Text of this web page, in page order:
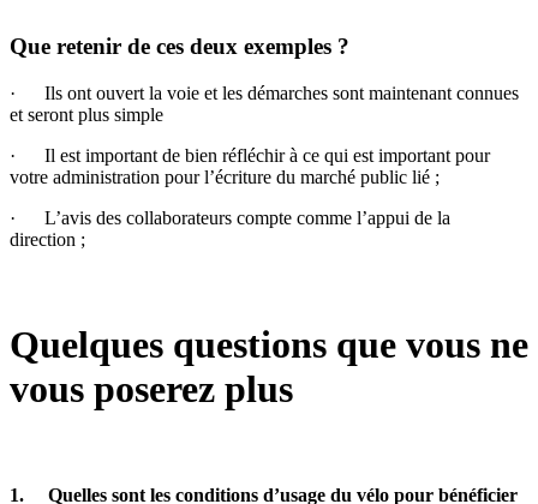
Que retenir de ces deux exemples ?
· Ils ont ouvert la voie et les démarches sont maintenant connues
et seront plus simple
· Il est important de bien réfléchir à ce qui est important pour
votre administration pour l’écriture du marché public lié ;
· L’avis des collaborateurs compte comme l’appui de la
direction ;
Quelques questions que vous ne
vous poserez plus
1. Quelles sont les conditions d’usage du vélo pour bénéficier